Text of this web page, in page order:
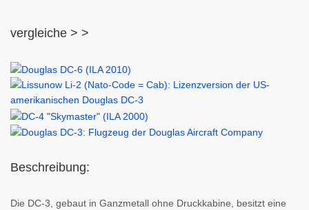
vergleiche > >
Beschreibung:
Die DC-3, gebaut in Ganzmetall ohne Druckkabine, besitzt eine